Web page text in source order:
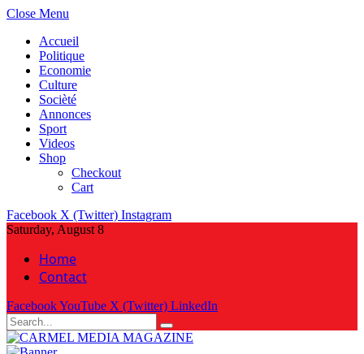
Close Menu
Accueil
Politique
Economie
Culture
Socièté
Annonces
Sport
Videos
Shop
Checkout
Cart
Facebook X (Twitter) Instagram
Saturday, August 8
Home
Contact
FacebookYouTube X (Twitter) LinkedIn